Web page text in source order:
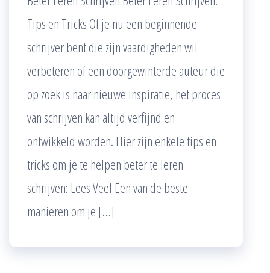
Tips en Tricks Of je nu een beginnende
schrijver bent die zijn vaardigheden wil
verbeteren of een doorgewinterde auteur die
op zoek is naar nieuwe inspiratie, het proces
van schrijven kan altijd verfijnd en
ontwikkeld worden. Hier zijn enkele tips en
tricks om je te helpen beter te leren
schrijven: Lees Veel Een van de beste
manieren om je […]